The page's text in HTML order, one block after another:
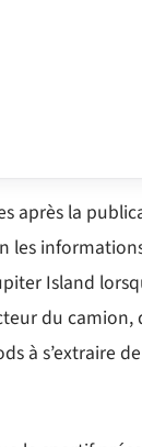
après la
les
Island
du
à s’extraire